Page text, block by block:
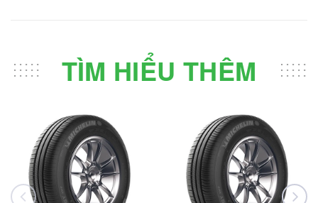
TÌM HIỂU THÊM